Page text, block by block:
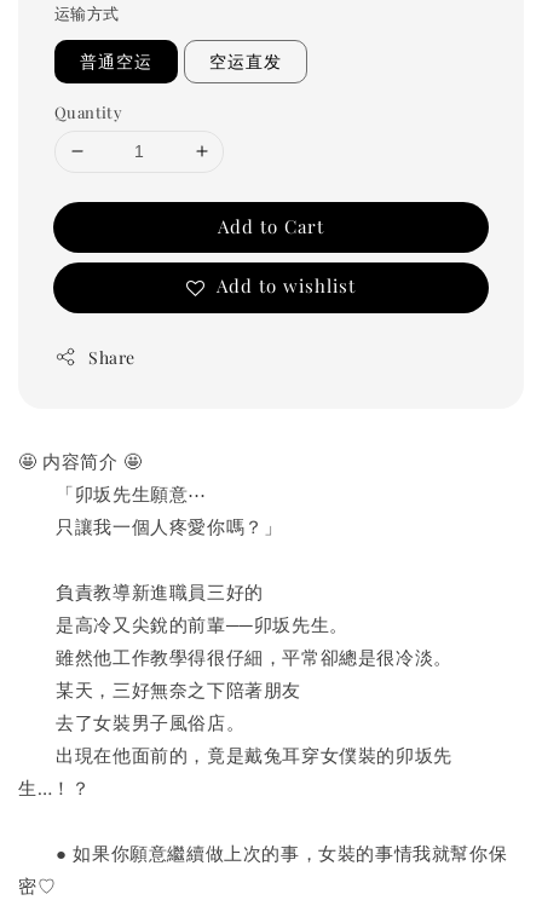
运输方式
普通空运 空运直发
Quantity
Add to Cart
Add to wishlist
Share
🤩 内容简介 🤩
「卯坂先生願意⋯
只讓我一個人疼愛你嗎？」
負責教導新進職員三好的
是高冷又尖銳的前輩──卯坂先生。
雖然他工作教學得很仔細，平常卻總是很冷淡。
某天，三好無奈之下陪著朋友
去了女裝男子風俗店。
出現在他面前的，竟是戴兔耳穿女僕裝的卯坂先
生…！？
● 如果你願意繼續做上次的事，女裝的事情我就幫你保
密♡